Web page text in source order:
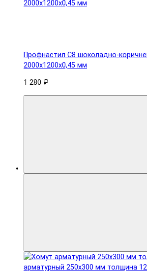
Профнастил С8 шоколадно-
2000х1200х0,45 мм
1 280 ₽
арматурный 250x300 мм толщина